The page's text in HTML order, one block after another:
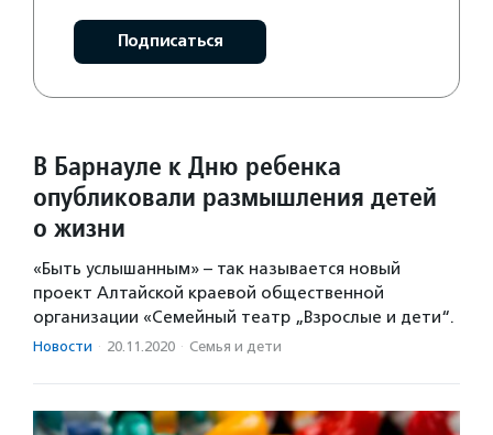
Подписаться
В Барнауле к Дню ребенка
опубликовали размышления детей
о жизни
«Быть услышанным» – так называется новый
проект Алтайской краевой общественной
организации «Семейный театр „Взрослые и дети“.
Новости · 20.11.2020 · Семья и дети